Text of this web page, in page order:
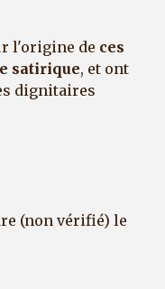
l'origine de ces
satirique, et ont
dignitaires
(non vérifié) le